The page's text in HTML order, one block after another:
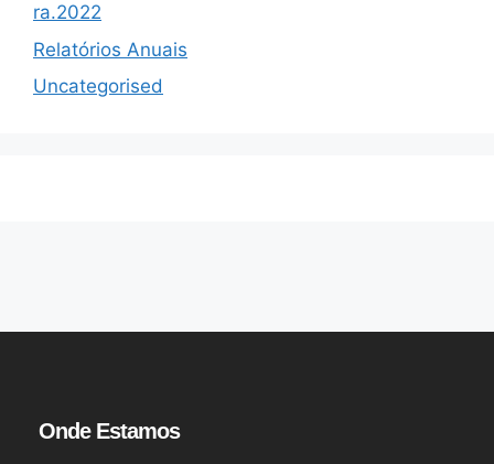
ra.2022
Relatórios Anuais
Uncategorised
Onde Estamos